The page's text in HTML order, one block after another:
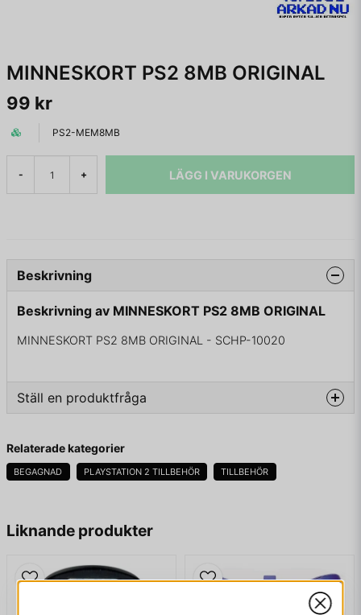
MINNESKORT PS2 8MB ORIGINAL
99 kr
PS2-MEM8MB
- + LÄGG I VARUKORGEN
Liknande produkter
Beskrivning
Beskrivning av MINNESKORT PS2 8MB ORIGINAL
MINNESKORT PS2 8MB ORIGINAL - SCHP-10020
Ställ en produktfråga
Fråga oss något om denna produkten...
Namn
email
Relaterade kategorier
BEGAGNAD PLAYSTATION 2 TILLBEHÖR TILLBEHÖR